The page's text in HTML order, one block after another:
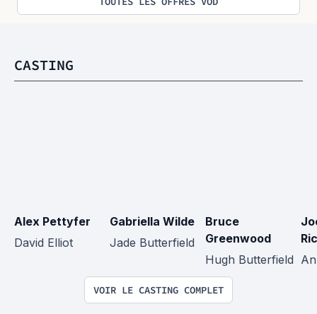
CASTING
Alex Pettyfer
David Elliot
Gabriella Wilde
Jade Butterfield
Bruce
Greenwood
Hugh Butterfield
VOIR LE CASTING COMPLET